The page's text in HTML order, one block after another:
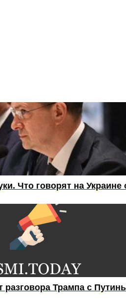
Что говорят на Украине
разговора Трампа с